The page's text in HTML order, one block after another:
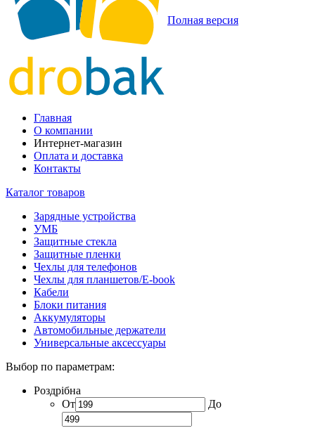
Полная версия
Главная
О компании
Интернет-магазин
Оплата и доставка
Контакты
Каталог товаров
Зарядные устройства
УМБ
Защитные стекла
Защитные пленки
Чехлы для телефонов
Чехлы для планшетов/E-book
Кабели
Блоки питания
Аккумуляторы
Автомобильные держатели
Универсальные аксессуары
Выбор по параметрам:
Роздрібна
От
До